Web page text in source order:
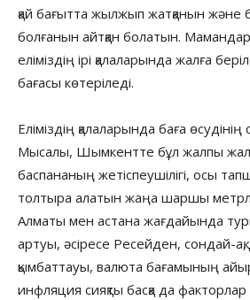
қай бағытта жылжып жатқанын және
болғанын айтқан болатын.
еліміздің ірі қалаларында жалға
бағасы көтеріледі.
Еліміздің қалаларында баға өсудінің
Мысалы, Шымкентте бұл жалпы
баспананың жетіспеушілігі, осы
толтыра алатын жаңа шаршы
Алматы мен астана жағдайында
артуы, әсіресе Ресейден, сондай-ақ,
қымбаттауы, валюта бағамының
инфляция сияқты басқа да факторлар